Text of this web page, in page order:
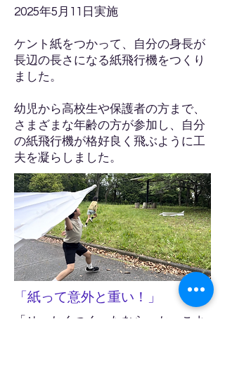
2025年5月11日実施
ケント紙をつかって、自分の身長が
長辺の長さになる紙飛行機をつくり
ました。
​幼児から高校生や保護者の方まで、
さまざまな年齢の方が参加し、自分
の紙飛行機が格好良く飛ぶように工
夫を凝らしました。
​「紙って意外と重い！」
「せっかくつくったなら、かっこよ